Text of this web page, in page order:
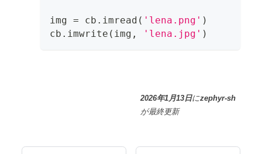
img = cb . imread ( 'lena.png' )
cb . imwrite ( img , 'lena.jpg' )
2026年1月13日にzephyr-sh
が最終更新